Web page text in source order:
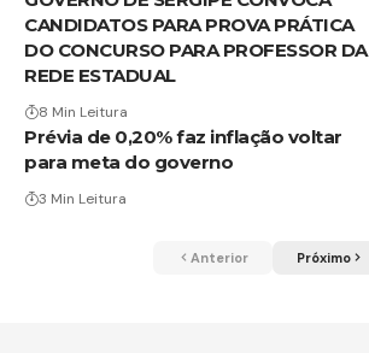
CANDIDATOS PARA PROVA PRÁTICA
DO CONCURSO PARA PROFESSOR DA
REDE ESTADUAL
8 Min Leitura
Prévia de 0,20% faz inflação voltar
para meta do governo
3 Min Leitura
Anterior Próximo